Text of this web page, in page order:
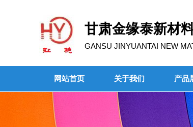
甘肃金缘泰新材
GANSU JINYUANTAI NEW
网站首页 关于我们 产品